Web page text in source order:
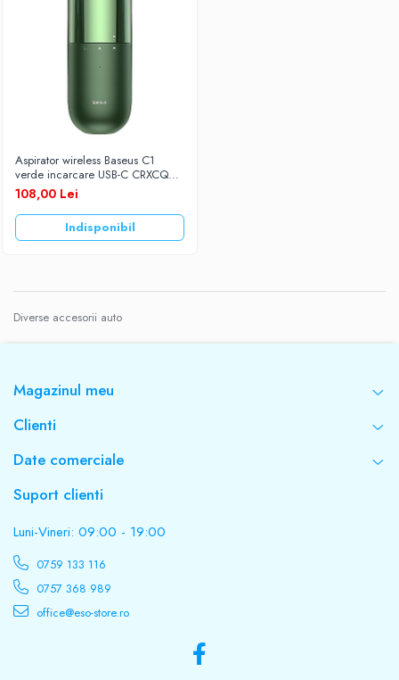
Aspirator wireless Baseus C1
verde incarcare USB-C CRXCQC1-
06
108,00 Lei
Indisponibil
Diverse accesorii auto
Magazinul meu
Clienti
Date comerciale
Suport clienti
Luni-Vineri: 09:00 - 19:00
0759 133 116
0757 368 989
office@eso-store.ro